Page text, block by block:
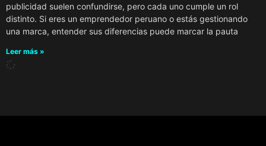
publicidad suelen confundirse, pero cada uno cumple un rol
distinto. Si eres un emprendedor peruano o estás gestionando
una marca, entender sus diferencias puede marcar la pauta
Leer más »